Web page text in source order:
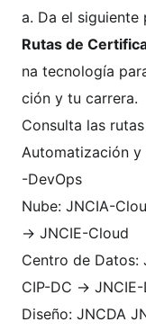
a. Da el siguiente
Rutas de
na tecnología
ción y tu carrera.
Consulta las
Automatización y
-DevOps
Nube: JNCIA-
→ JNCIE-Cloud
Centro de
CIP-DC → JNCIE-
Diseño: JNCDA